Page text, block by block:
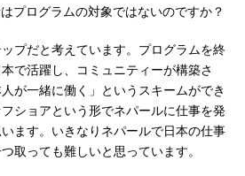
プログラムの対象ではないのですか？
プだと考えています。プログラムを終
で活躍し、コミュニティーが構築さ
が一緒に働く」というスキームができ
ショアという形でネパールに仕事を発
ます。いきなりネパールで日本の仕事
取っても難しいと思っています。